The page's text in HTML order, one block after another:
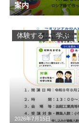
案内
2026年7月15日
体験する 学ぶ